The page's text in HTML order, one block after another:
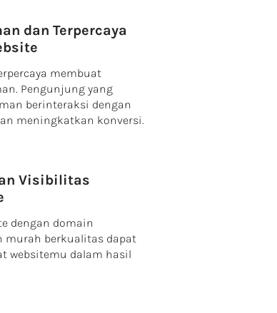
dan Terpercaya
membuat
Pengunjung yang
berinteraksi dengan
meningkatkan konversi.
Visibilitas
dengan domain
murah berkualitas dapat
websitemu dalam hasil